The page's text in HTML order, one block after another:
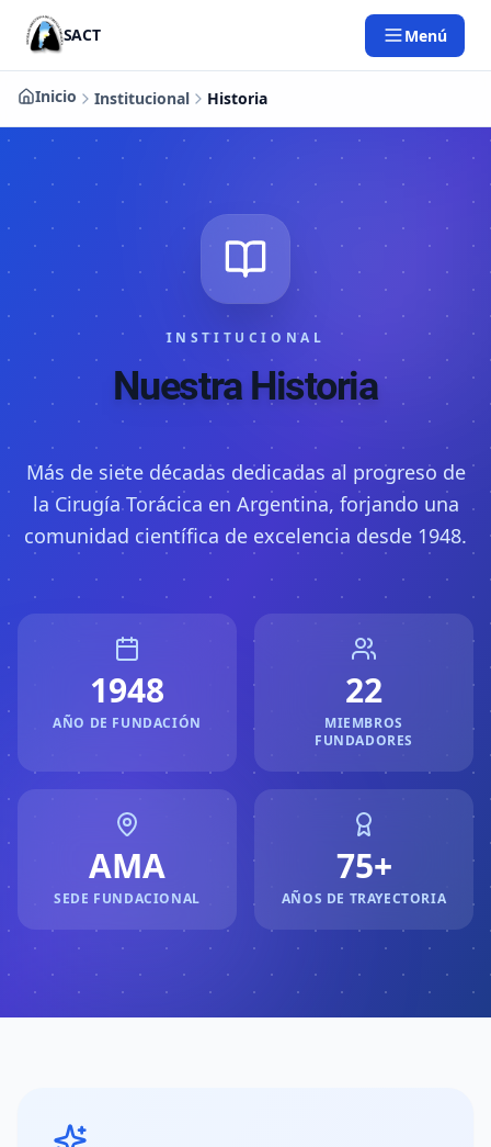
Saltar al contenido principal
SACT Menú
Inicio Institucional Historia
INSTITUCIONAL
Nuestra Historia
Más de siete décadas dedicadas al progreso de
la Cirugía Torácica en Argentina, forjando una
comunidad científica de excelencia desde 1948.
1948
AÑO DE FUNDACIÓN
22
MIEMBROS
FUNDADORES
AMA
SEDE FUNDACIONAL
75+
AÑOS DE TRAYECTORIA